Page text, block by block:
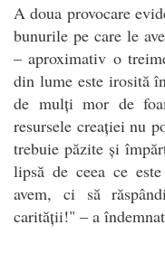
A doua provocare
bunurile pe care le
– aproximativ o
din lume este irosită
de mulți mor de
resursele creației nu
trebuie păzite și
lipsă de ceea ce
avem, ci să
carității!" – a